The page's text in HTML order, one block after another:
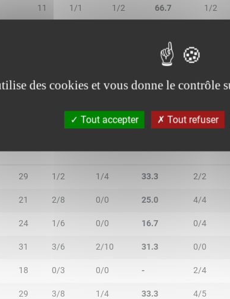
11 1/1 1/2 66.7 1/2
29 1/2 1/4 33.3 2/2
21 2/8 0/0 25.0 4/4
24 1/6 0/0 16.7 0/4
31 3/6 2/10 31.3 0/0
18 0/3 0/0 - 2/4
29 3/8 1/4 33.3 4/5
des cookies et vous donne le contrôle
Tout accepter Tout refuser